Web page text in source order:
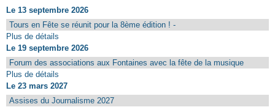
Le 13 septembre 2026
Tours en Fête se réunit pour la 8ème édition ! -
Plus de détails
Le 19 septembre 2026
Forum des associations aux Fontaines avec la fête de la musique
Plus de détails
Le 23 mars 2027
Assises du Journalisme 2027